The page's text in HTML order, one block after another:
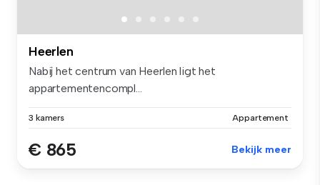
Heerlen
Nabij het centrum van Heerlen ligt het
appartementencompl...
3 kamers Appartement
€ 865 Bekijk meer